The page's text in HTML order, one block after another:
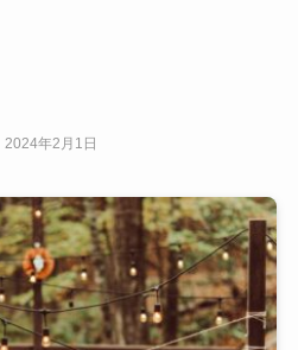
2024年2月1日